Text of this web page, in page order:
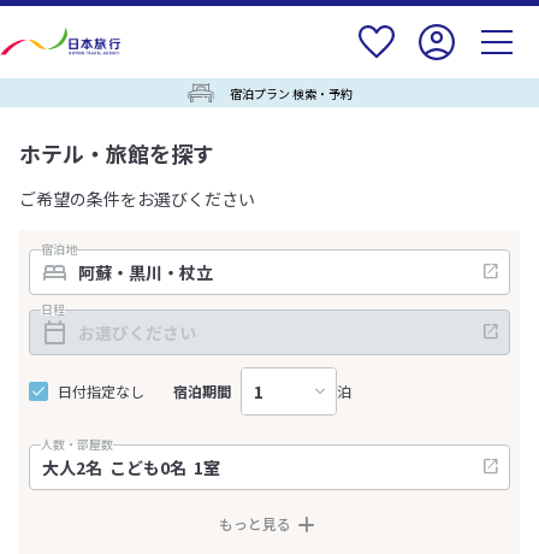
宿泊プラン 検索・予約
ホテル・旅館を探す
ご希望の条件をお選びください
宿泊地
日程
日付指定なし 宿泊期間 泊
人数・部屋数
もっと見る